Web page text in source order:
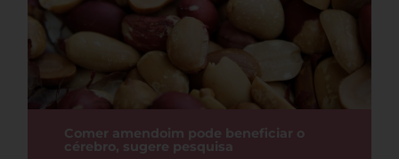
Comer amendoim pode beneficiar o
cérebro, sugere pesquisa